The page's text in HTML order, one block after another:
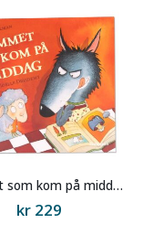
Lammet som kom på middag
kr229